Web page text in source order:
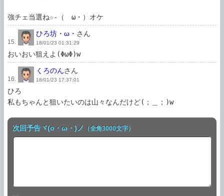
強チェ当選ね☆-（ゝω・）オケ
15.
ひろ坊・ω・ さん
18/01/23 01:31:29
おいおい狙えよ(ΦωΦ)w
16.
くろのんさん
18/01/23 17:37:01
ひろ
次回予告ヾ(o・ω・)ノ （全角3000文字）